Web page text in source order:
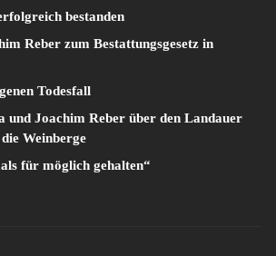
bestanden
Reber zum Bestattungsgesetz in
Todesfall
und Joachim Reber über den Landauer
Weinberge
für möglich gehalten“